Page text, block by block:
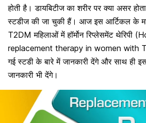
होती है। डायबिटीज का शरीर पर क्या असर
स्टडीज की जा चुकी हैं। आज इस आर्टिकल के
T2DM महिलाओं में हॉर्मोन रिप्लेसमेंट थेरिपी
replacement therapy in women with
गई स्टडी के बारे में जानकारी देंगे और साथ ही
जानकारी भी देंगे।